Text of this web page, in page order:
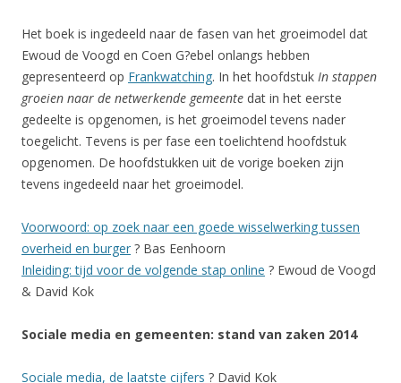
Het boek is ingedeeld naar de fasen van het groeimodel dat
Ewoud de Voogd en Coen G?ebel onlangs hebben
gepresenteerd op Frankwatching. In het hoofdstuk In stappen
groeien naar de netwerkende gemeente dat in het eerste
gedeelte is opgenomen, is het groeimodel tevens nader
toegelicht. Tevens is per fase een toelichtend hoofdstuk
opgenomen. De hoofdstukken uit de vorige boeken zijn
tevens ingedeeld naar het groeimodel.
Voorwoord: op zoek naar een goede wisselwerking tussen
overheid en burger ? Bas Eenhoorn
Inleiding: tijd voor de volgende stap online ? Ewoud de Voogd
& David Kok
Sociale media en gemeenten: stand van zaken 2014
Sociale media, de laatste cijfers ? David Kok